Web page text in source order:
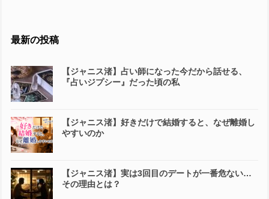
最新の投稿
【ジャニス渚】占い師になった今だから話せる、
『占いジプシー』だった頃の私
【ジャニス渚】好きだけで結婚すると、なぜ離婚し
やすいのか
【ジャニス渚】実は3回目のデートが一番危ない…
その理由とは？